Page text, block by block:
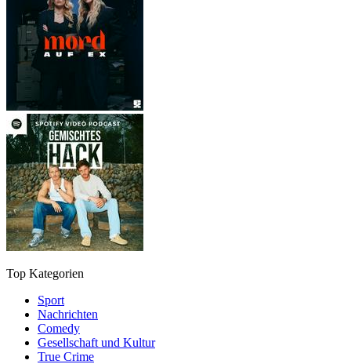
Top Kategorien
Sport
Nachrichten
Comedy
Gesellschaft und Kultur
True Crime